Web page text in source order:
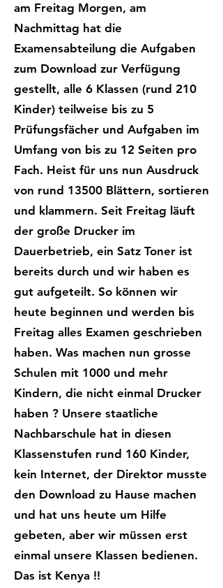
am Freitag Morgen, am
Nachmittag hat die
Examensabteilung die Aufgaben
zum Download zur Verfügung
gestellt, alle 6 Klassen (rund 210
Kinder) teilweise bis zu 5
Prüfungsfächer und Aufgaben im
Umfang von bis zu 12 Seiten pro
Fach. Heist für uns nun Ausdruck
von rund 13500 Blättern, sortieren
und klammern. Seit Freitag läuft
der große Drucker im
Dauerbetrieb, ein Satz Toner ist
bereits durch und wir haben es
gut aufgeteilt. So können wir
heute beginnen und werden bis
Freitag alles Examen geschrieben
haben. Was machen nun grosse
Schulen mit 1000 und mehr
Kindern, die nicht einmal Drucker
haben ? Unsere staatliche
Nachbarschule hat in diesen
Klassenstufen rund 160 Kinder,
kein Internet, der Direktor musste
den Download zu Hause machen
und hat uns heute um Hilfe
gebeten, aber wir müssen erst
einmal unsere Klassen bedienen.
Das ist Kenya !!